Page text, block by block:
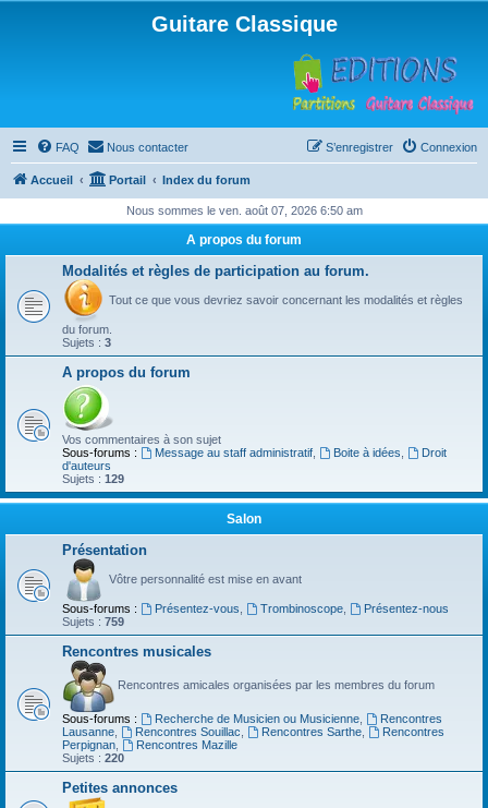
Guitare Classique
FAQ Nous contacter Connexion
S’enregistrer
Accueil Portail Index du forum
Nous sommes le ven. août 07, 2026 6:50 am
A propos du forum
Modalités et règles de participation au forum.
Tout ce que vous devriez savoir concernant les modalités et règles
du forum.
Sujets : 3
A propos du forum
Vos commentaires à son sujet
Sous-forums :
Message au staff administratif, Boite à idées
Droit
d'auteurs
Sujets : 129
Salon
Présentation
Vôtre personnalité est mise en avant
Sous-forums : Présentez-vous Trombinoscope,
Présentez-nous
Sujets : 759
Rencontres musicales
Rencontres amicales organisées par les membres du forum
Sous-forums : Recherche de Musicien ou Musicienne,
Rencontres
Lausanne
Rencontres Souillac Rencontres Sarthe,
Rencontres
Perpignan
Rencontres Mazille
Sujets : 220
Petites annonces